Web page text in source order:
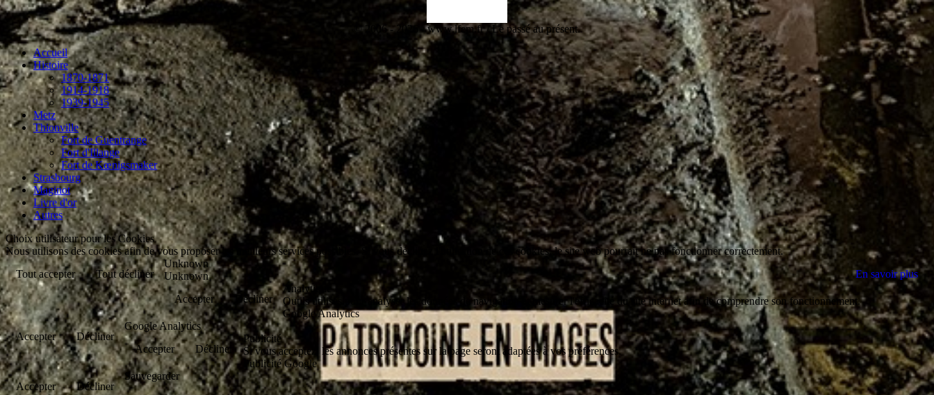
© 2006 - 2026 - www.lfem.fr / Le passé au présent.
Accueil
Histoire
1870-1871
1914-1918
1939-1945
Metz
Thionville
Fort de Guentrange
Fort d'Illange
Fort de Kœnigsmaker
Strasbourg
Maginot
Livre d'or
Autres
Choix utilisateur pour les Cookies
Nous utilisons des cookies afin de vous proposer les meilleurs services possibles. Si vous déclinez l'utilisation de ces cookies, le site web pourrait ne pas fonctionner correctement.
Tout accepter
Tout décliner En savoir plus
Unknown
Unknown
Accepter
Décliner
Analytique
Outils utilisés pour analyser les données de navigation et mesurer l'efficacité du site internet afin de comprendre son fonctionnement.
Google Analytics
Accepter
Décliner
Google Analytics
Accepter
Décliner
Publicité
Si vous acceptez, les annonces présentes sur la page seront adaptées à vos préférences.
Publicité Google
Accepter
Décliner
Sauvegarder